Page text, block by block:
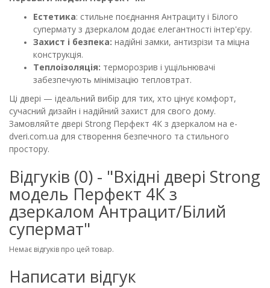
Естетика: стильне поєднання Антрациту і Білого
супермату з дзеркалом додає елегантності інтер'єру.
Захист і безпека: надійні замки, антизрізи та міцна
конструкція.
Теплоізоляція: терморозрив і ущільнювачі
забезпечують мінімізацію тепловтрат.
Ці двері — ідеальний вибір для тих, хто цінує комфорт,
сучасний дизайн і надійний захист для свого дому.
Замовляйте двері Strong Перфект 4К з дзеркалом на e-
dveri.com.ua для створення безпечного та стильного
простору.
Відгуків (0) - "Вхідні двері Strong
модель Перфект 4К з
дзеркалом Антрацит/Білий
супермат"
Немає відгуків про цей товар.
Написати відгук